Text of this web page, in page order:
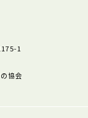
1
協会